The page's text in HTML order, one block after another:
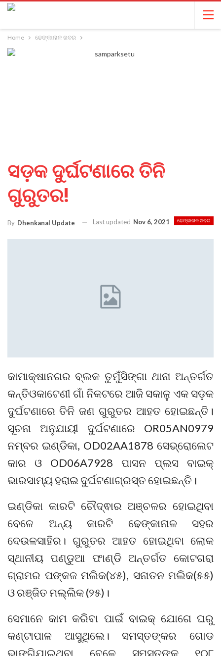
Home ଢେଙ୍କାନାଳ ଖବର
ସଡ଼କ ଦୁର୍ଘଟଣାରେ ତିନି
ଗୁରୁତର!
ଢେଙ୍କାନାଳ ଖବର
By Dhenkanal Update Last updated Nov 6, 2021
କାମାକ୍ଷାନଗର ବ୍ଲକ ତୁମୁଁସିଙ୍ଗା ଥାନା ଅନ୍ତର୍ଗତ
କନ୍ତିଓକାଟେଣୀ ଗାଁ ନିକଟରେ ଆଜି ସକାଳୁ ଏକ ସଡ଼କ
ଦୁର୍ଘଟଣାରେ ତିନି ଜଣ ଗୁରୁତର ଆହତ ହୋଇଛନ୍ତି।
ସୂଚନା ଅନୁଯାୟୀ ଦୁର୍ଘଟଣାରେ OR05AN0979
ନମ୍ବର ଇଣ୍ଡିକା, OD02AA1878 ସେଭ୍ରୋଲେଟ
କାର ଓ OD06A7928 ପାସନ ପ୍ଲସ ବାଇକ୍
ଭାରସାମ୍ୟ ହରାଇ ଦୁର୍ଘଟଣାଗ୍ରସ୍ତ ହୋଇଛନ୍ତି।
ଇଣ୍ଡିକା କାରଟି ଚୌଦ୍ଵାର ଅଞ୍ଚଳର ହୋଇଥିବା
ବେଳେ ଅନ୍ୟ କାରଟି ଢେଙ୍କାନାଳ ସହର
ଦେଉଳସାହିର। ଗୁରୁତର ଆହତ ହୋଇଥିବା ଲୋକ
ସ୍ଥାନୀୟ ପଣ୍ଡୁଆ ଫାଣ୍ଡି ଅନ୍ତର୍ଗତ କୋଟଗରା
ଗ୍ରାମର ପଙ୍କଜ ମଲିକ(୪୫), ସନାତନ ମଲିକ(୫୫)
ଓ ରଞ୍ଜିତ ମଲ୍ଲିକ (୨୫)।
ସେମାନେ କାମ କରିବା ପାଇଁ ବାଇକ୍ ଯୋଗେ ଘରୁ
କଣ୍ଟାପାଳ ଆସୁଥିଲେ। ସମସ୍ତଙ୍କର ଗୋଡ
ଭାଙ୍ଗିଯାଇଥିବା ବେଳେ ସମସ୍ତଙ୍କୁ ୧୦୮